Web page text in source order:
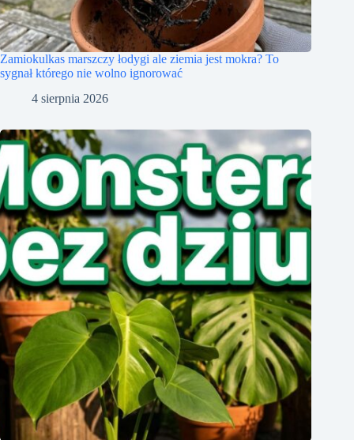
Zamiokulkas marszczy łodygi ale ziemia jest mokra? To
sygnał którego nie wolno ignorować
4 sierpnia 2026